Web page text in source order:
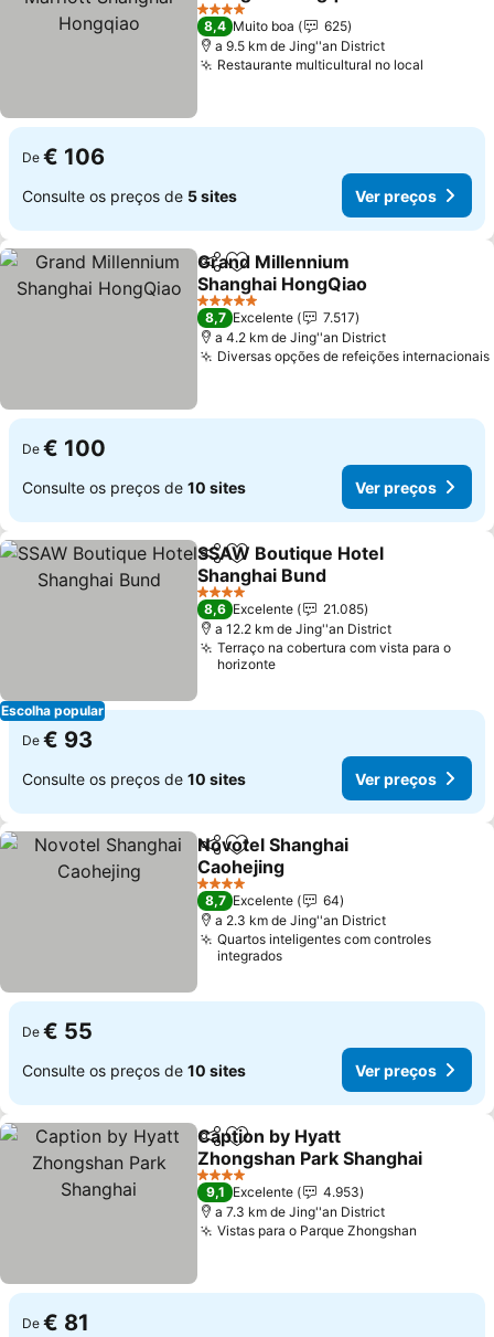
Ver preços
4 Estrelas
8,4 Muito boa
625
a 9.5 km de Jing''an District
Restaurante multicultural no local
De € 106
Consulte os preços de 5 sites Ver preços
PartilharAdicionar aos favoritos
Grand Millennium
Shanghai HongQiao
Ver preços
5 Estrelas
8,7 Excelente
7.517
a 4.2 km de Jing''an District
Diversas opções de refeições internacionais
De € 100
Consulte os preços de 10 sites Ver preços
Escolha popular
PartilharAdicionar aos favoritos
SSAW Boutique Hotel
Shanghai Bund
Ver preços
4 Estrelas
8,6 Excelente
21.085
a 12.2 km de Jing''an District
Terraço na cobertura com vista para o
horizonte
De € 93
Consulte os preços de 10 sites Ver preços
PartilharAdicionar aos favoritos
Novotel Shanghai
Caohejing
Ver preços
4 Estrelas
8,7 Excelente
64
a 2.3 km de Jing''an District
Quartos inteligentes com controles
integrados
De € 55
Consulte os preços de 10 sites Ver preços
PartilharAdicionar aos favoritos
Caption by Hyatt
Zhongshan Park Shanghai
Ver preços
4 Estrelas
9,1 Excelente
4.953
a 7.3 km de Jing''an District
Vistas para o Parque Zhongshan
De € 81